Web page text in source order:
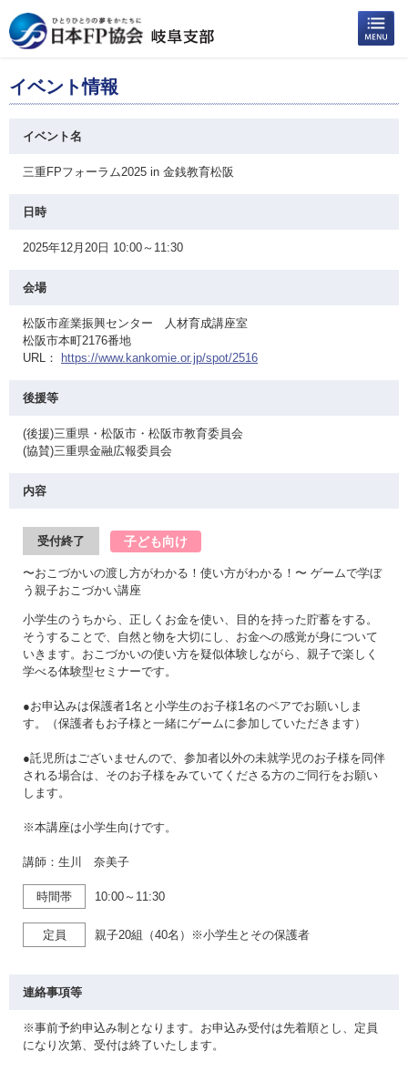
イベント情報
イベント名
三重FPフォーラム2025 in 金銭教育松阪
日時
2025年12月20日 10:00～11:30
会場
松阪市産業振興センター 人材育成講座室
松阪市本町2176番地
URL：
https://www.kankomie.or.jp/spot/2516
後援等
(後援)三重県・松阪市・松阪市教育委員会
(協賛)三重県金融広報委員会
内容
受付終了 子ども向け
〜おこづかいの渡し方がわかる！使い方がわかる！〜 ゲームで学ぼ
う親子おこづかい講座
小学生のうちから、正しくお金を使い、目的を持った貯蓄をする。
そうすることで、自然と物を大切にし、お金への感覚が身について
いきます。おこづかいの使い方を疑似体験しながら、親子で楽しく
学べる体験型セミナーです。
●お申込みは保護者1名と小学生のお子様1名のペアでお願いしま
す。（保護者もお子様と一緒にゲームに参加していただきます）
●託児所はございませんので、参加者以外の未就学児のお子様を同伴
される場合は、そのお子様をみていてくださる方のご同行をお願い
します。
※本講座は小学生向けです。
講師：生川 奈美子
時間帯 10:00～11:30
定員 親子20組（40名）※小学生とその保護者
連絡事項等
※事前予約申込み制となります。お申込み受付は先着順とし、定員
になり次第、受付は終了いたします。